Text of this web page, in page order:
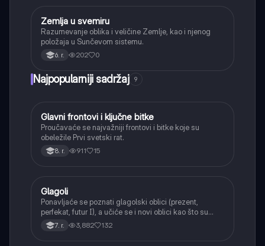
Geografija
Zemlja u svemiru
Razumevanje oblika i veličine Zemlje, kao i njenog
položaja u Sunčevom sistemu.
6. r. 202 0
Najpopularniji sadržaj 9
Istorija
Glavni frontovi i ključne bitke
Proučavaće se najvažniji frontovi i bitke koje su
obeležile Prvi svetski rat.
8. r. 911 15
Srpski jezik
Glagoli
Ponavljaće se poznati glagolski oblici (prezent,
perfekat, futur I), a učiće se i novi oblici kao što su
aorist, imperfekat, pluskvamperfekat, futur II, kao i
glagolski prilozi i pridevi.
7. r. 3,882 132